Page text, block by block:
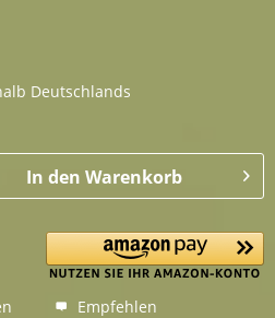
Deutschlands
In den Warenkorb
Empfehlen